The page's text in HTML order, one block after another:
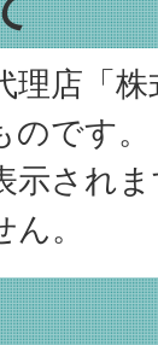
理店「
です。
示され
。